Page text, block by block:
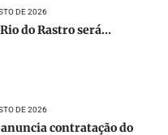
DE 2026
do Rastro será...
DE 2026
contratação do